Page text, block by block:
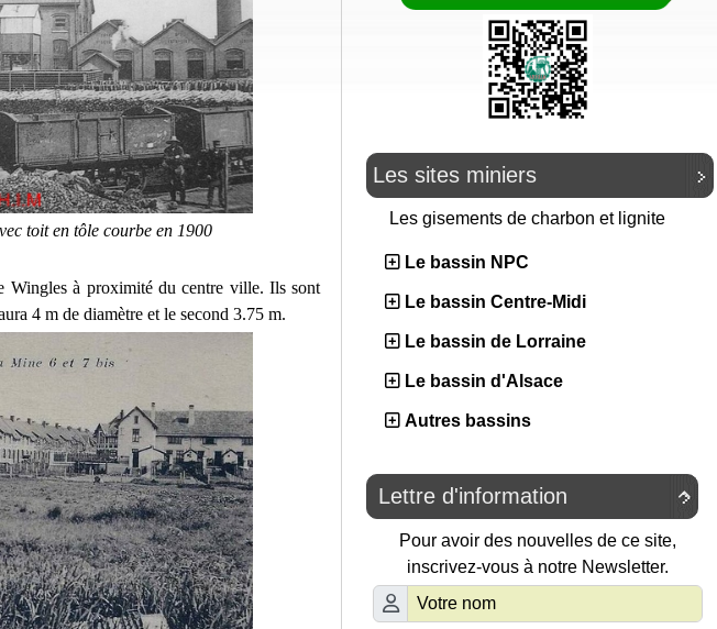
toit en tôle courbe en 1900
Wingles à proximité du centre ville. Ils sont
4 m de diamètre et le second 3.75 m.
Les sites miniers
Les gisements de charbon et lignite
Le bassin NPC
Le bassin Centre-Midi
Le bassin de Lorraine
Le bassin d'Alsace
Autres bassins

Lettre d'information
Pour avoir des nouvelles de ce site,
inscrivez-vous à notre Newsletter.